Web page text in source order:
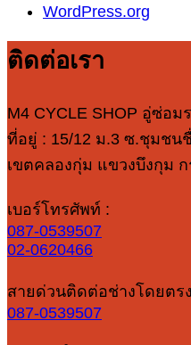
WordPress.org
ติดต่อเรา
M4 CYCLE SHOP อู่ซ่อม
ที่อยู่ : 15/12 ม.3 ซ.ชุมชน
เขตคลองกุ่ม แขวงบึงกุม
เบอร์โทรศัพท์ :
087-0539507
02-0620466
สายด่วนติดต่อช่างโดยตร
087-0539507